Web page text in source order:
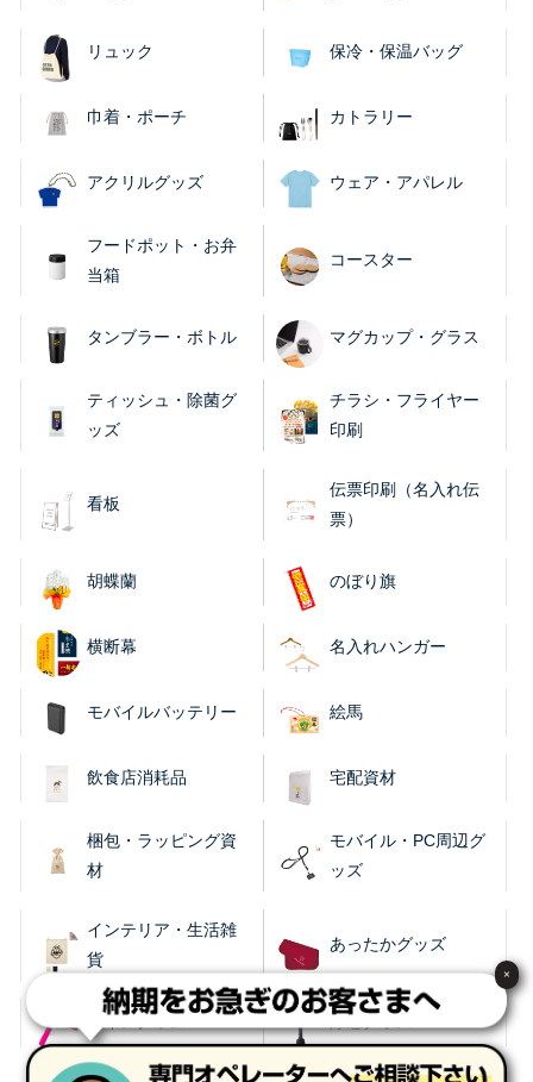
リュック 保冷・保温バッグ
巾着・ポーチ カトラリー
アクリルグッズ ウェア・アパレル
フードポット・お弁
当箱
コースター
タンブラー・ボトル マグカップ・グラス
ティッシュ・除菌グ
ッズ
チラシ・フライヤー
印刷
看板
伝票印刷（名入れ伝
票）
胡蝶蘭 のぼり旗
横断幕 名入れハンガー
モバイルバッテリー 絵馬
飲食店消耗品 宅配資材
梱包・ラッピング資
材
モバイル・PC周辺グ
ッズ
インテリア・生活雑
貨
あったかグッズ
レイングッズ 涼感グッズ
×